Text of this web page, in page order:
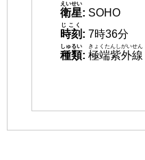
衛星
えいせい
: SOHO
時刻
じこく
: 7時36分
種類
しゅるい
: 極端紫外線
きょくたんしがいせん